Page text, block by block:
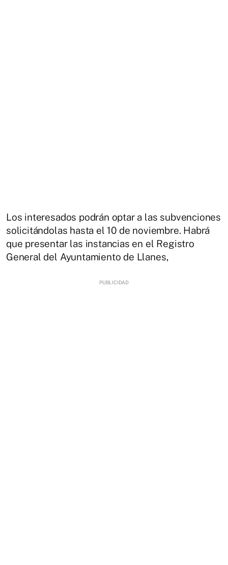
Los interesados podrán optar a las subvenciones
solicitándolas hasta el 10 de noviembre. Habrá
que presentar las instancias en el Registro
General del Ayuntamiento de Llanes,